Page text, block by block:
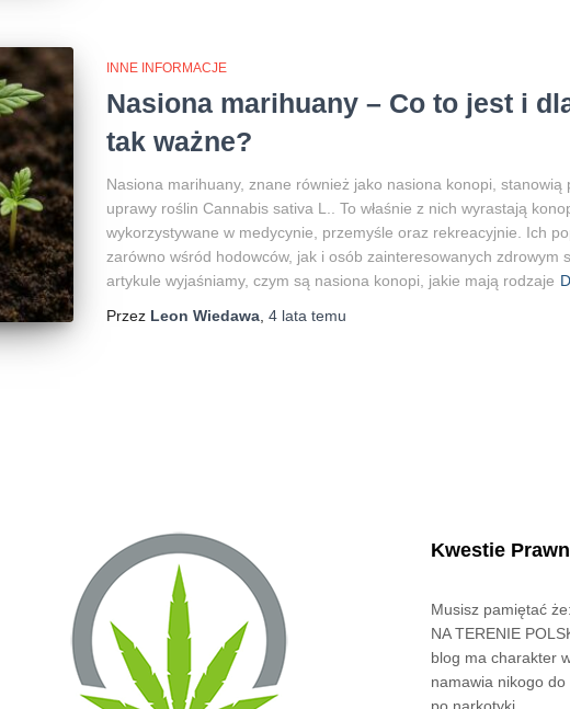
INNE INFORMACJE
Nasiona marihuany – Co to jest i
tak ważne?
Nasiona marihuany, znane również jako nasiona konopi, stanowią
uprawy roślin Cannabis sativa L.. To właśnie z nich wyrastają
wykorzystywane w medycynie, przemyśle oraz rekreacyjnie. Ich
zarówno wśród hodowców, jak i osób zainteresowanych zdrowym
artykule wyjaśniamy, czym są nasiona konopi, jakie mają rodzaje
Przez Leon Wiedawa, 4 lata temu
Kwestie
Musisz pamiętać
NA TERENIE
blog ma charakter
namawia nikogo